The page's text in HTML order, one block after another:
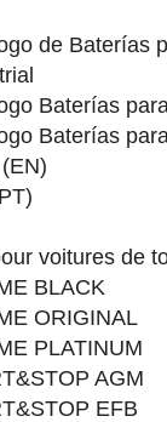
de Baterías
Baterías
Baterías
voitures de
BLACK
ORIGINAL
PLATINUM
AGM
EFB